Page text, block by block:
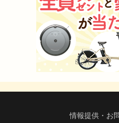
情報提供・お